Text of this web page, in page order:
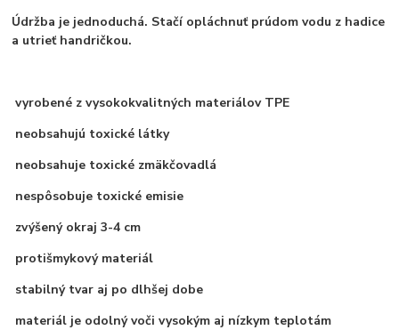
Údržba je jednoduchá. Stačí opláchnuť prúdom vodu z hadice
a utrieť handričkou.
vyrobené z vysokokvalitných materiálov TPE
neobsahujú toxické látky
neobsahuje toxické zmäkčovadlá
nespôsobuje toxické emisie
zvýšený okraj 3-4 cm
protišmykový materiál
stabilný tvar aj po dlhšej dobe
materiál je odolný voči vysokým aj nízkym teplotám